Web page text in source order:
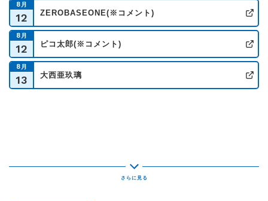
8月
12
ZEROBASEONE(※コメント)
8月
12
ピコ太郎(※コメント)
8月
13
大西亜玖璃